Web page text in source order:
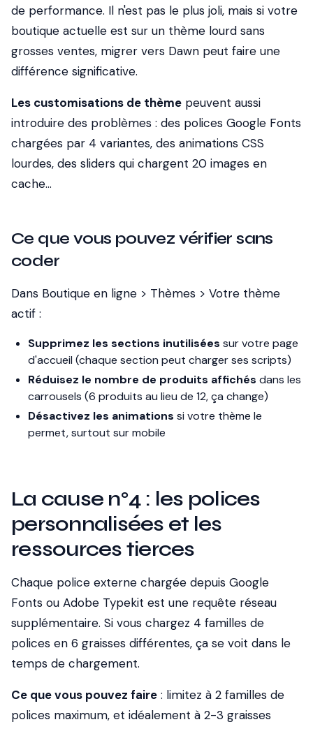
de performance. Il n'est pas le plus joli, mais si votre
boutique actuelle est sur un thème lourd sans
grosses ventes, migrer vers Dawn peut faire une
différence significative.
Les customisations de thème peuvent aussi
introduire des problèmes : des polices Google Fonts
chargées par 4 variantes, des animations CSS
lourdes, des sliders qui chargent 20 images en
cache...
Ce que vous pouvez vérifier sans
coder
Dans Boutique en ligne > Thèmes > Votre thème
actif :
Supprimez les sections inutilisées sur votre page
d'accueil (chaque section peut charger ses scripts)
Réduisez le nombre de produits affichés dans les
carrousels (6 produits au lieu de 12, ça change)
Désactivez les animations si votre thème le
permet, surtout sur mobile
La cause n°4 : les polices
personnalisées et les
ressources tierces
Chaque police externe chargée depuis Google
Fonts ou Adobe Typekit est une requête réseau
supplémentaire. Si vous chargez 4 familles de
polices en 6 graisses différentes, ça se voit dans le
temps de chargement.
Ce que vous pouvez faire : limitez à 2 familles de
polices maximum, et idéalement à 2-3 graisses